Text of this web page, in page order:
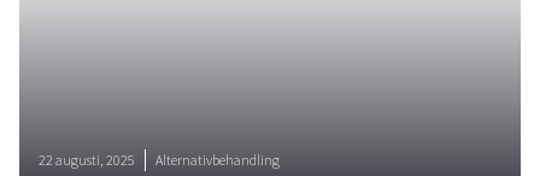
22 augusti, 2025 Alternativbehandling